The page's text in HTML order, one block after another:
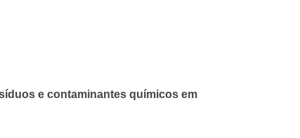
e contaminantes químicos em